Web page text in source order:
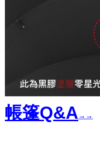
帳篷Q&A →→